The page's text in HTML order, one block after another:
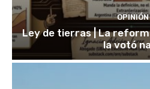
OPINIÓN
Ley de tierras | La
la votó